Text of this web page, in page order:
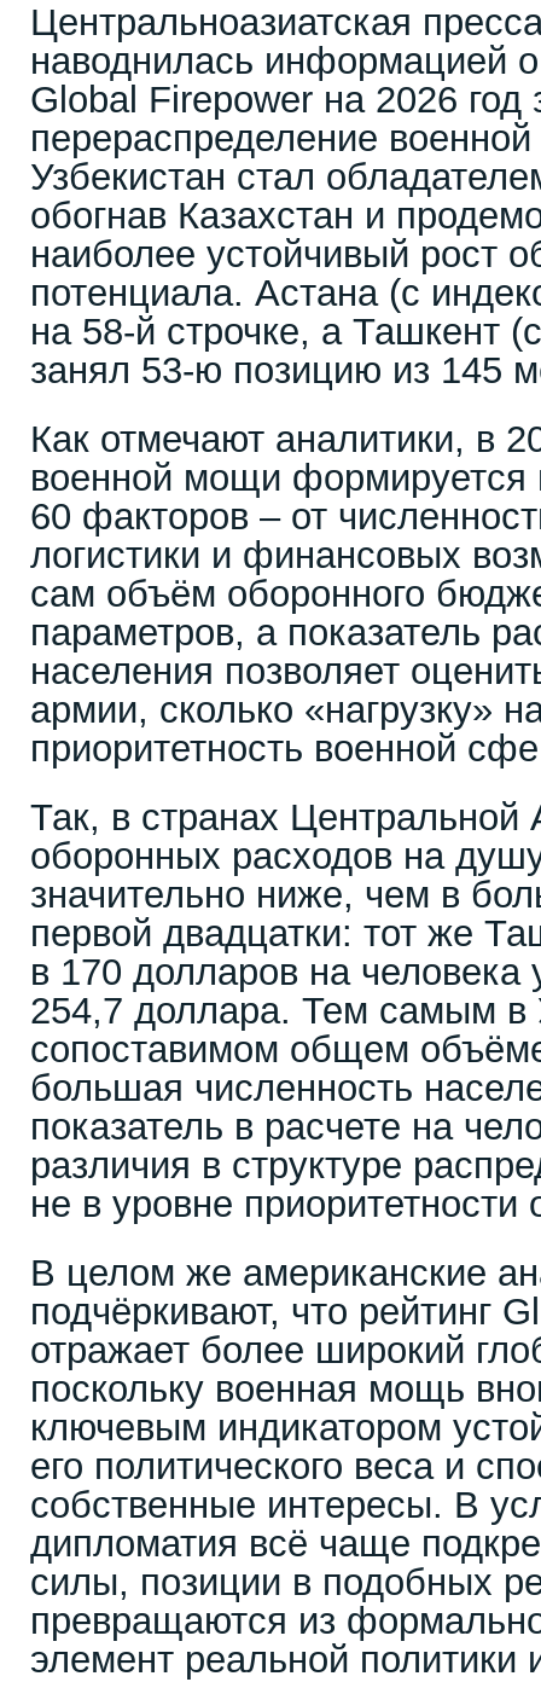
Центральноазиатская
наводнилась информацией о
Global Firepower на 2026 год
перераспределение
Узбекистан стал
обогнав Казахстан и
наиболее устойчивый рост
потенциала. Астана (с
на 58-й строчке, а Ташкент
занял 53-ю позицию из 145
Как отмечают аналитики, в
военной мощи формируется
60 факторов – от
логистики и финансовых
сам объём оборонного
параметров, а показатель
населения позволяет
армии, сколько «нагрузку»
приоритетность военной
Так, в странах Центральной
оборонных расходов на
значительно ниже, чем в
первой двадцатки: тот же
в 170 долларов на человека
254,7 доллара. Тем самым в
сопоставимом общем
большая численность
показатель в расчете на
различия в структуре
не в уровне
В целом же американские
подчёркивают, что рейтинг
отражает более широкий
поскольку военная мощь
ключевым индикатором
его политического веса и
собственные интересы. В
дипломатия всё чаще
силы, позиции в подобных
превращаются из
элемент реальной политики